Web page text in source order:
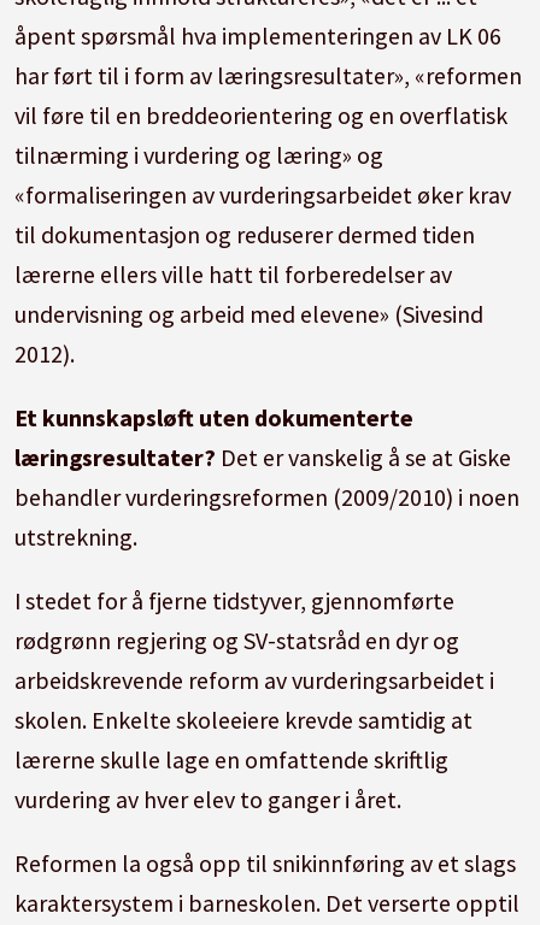
åpent spørsmål hva implementeringen av LK 06
har ført til i form av læringsresultater», «reformen
vil føre til en breddeorientering og en overflatisk
tilnærming i vurdering og læring» og
«formaliseringen av vurderingsarbeidet øker krav
til dokumentasjon og reduserer dermed tiden
lærerne ellers ville hatt til forberedelser av
undervisning og arbeid med elevene» (Sivesind
2012).
Et kunnskapsløft uten dokumenterte
læringsresultater? Det er vanskelig å se at Giske
behandler vurderingsreformen (2009/2010) i noen
utstrekning.
I stedet for å fjerne tidstyver, gjennomførte
rødgrønn regjering og SV-statsråd en dyr og
arbeidskrevende reform av vurderingsarbeidet i
skolen. Enkelte skoleeiere krevde samtidig at
lærerne skulle lage en omfattende skriftlig
vurdering av hver elev to ganger i året.
Reformen la også opp til snikinnføring av et slags
karaktersystem i barneskolen. Det verserte opptil